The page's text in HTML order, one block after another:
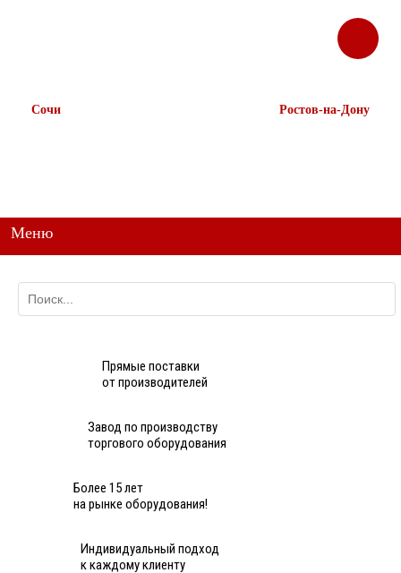
Сочи
ЗАКАЗАТЬ
ЗВОНОК
Ростов-на-Дону
Меню
Прямые поставки
от производителей
Завод по производству
торгового оборудования
Более 15 лет
на рынке оборудования!
Индивидуальный подход
к каждому клиенту